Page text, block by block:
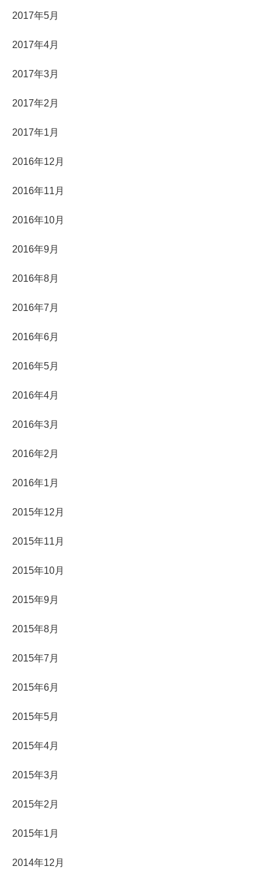
2017年5月
2017年4月
2017年3月
2017年2月
2017年1月
2016年12月
2016年11月
2016年10月
2016年9月
2016年8月
2016年7月
2016年6月
2016年5月
2016年4月
2016年3月
2016年2月
2016年1月
2015年12月
2015年11月
2015年10月
2015年9月
2015年8月
2015年7月
2015年6月
2015年5月
2015年4月
2015年3月
2015年2月
2015年1月
2014年12月